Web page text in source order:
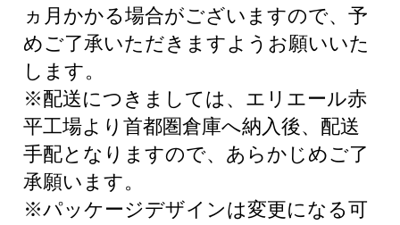
ヵ月かかる場合がございますので、予
めご了承いただきますようお願いいた
します。
※配送につきましては、エリエール赤
平工場より首都圏倉庫へ納入後、配送
手配となりますので、あらかじめご了
承願います。
※パッケージデザインは変更になる可